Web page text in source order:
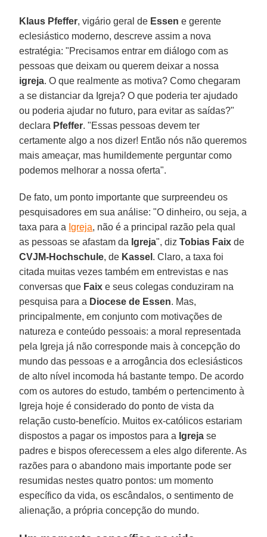
Klaus Pfeffer, vigário geral de Essen e gerente
eclesiástico moderno, descreve assim a nova
estratégia: "Precisamos entrar em diálogo com as
pessoas que deixam ou querem deixar a nossa
igreja. O que realmente as motiva? Como chegaram
a se distanciar da Igreja? O que poderia ter ajudado
ou poderia ajudar no futuro, para evitar as saídas?"
declara Pfeffer. "Essas pessoas devem ter
certamente algo a nos dizer! Então nós não queremos
mais ameaçar, mas humildemente perguntar como
podemos melhorar a nossa oferta".
De fato, um ponto importante que surpreendeu os
pesquisadores em sua análise: "O dinheiro, ou seja, a
taxa para a Igreja, não é a principal razão pela qual
as pessoas se afastam da Igreja", dizTobias Faix de
CVJM-Hochschule, de Kassel . Claro, a taxa foi
citada muitas vezes também em entrevistas e nas
conversas que Faix e seus colegas conduziram na
pesquisa para a Diocese de Essen. Mas,
principalmente, em conjunto com motivações de
natureza e conteúdo pessoais: a moral representada
pela Igreja já não corresponde mais à concepção do
mundo das pessoas e a arrogância dos eclesiásticos
de alto nível incomoda há bastante tempo. De acordo
com os autores do estudo, também o pertencimento à
Igreja hoje é considerado do ponto de vista da
relação custo-benefício. Muitos ex-católicos estariam
dispostos a pagar os impostos para a Igreja se
padres e bispos oferecessem a eles algo diferente. As
razões para o abandono mais importante pode ser
resumidas nestes quatro pontos: um momento
específico da vida, os escândalos, o sentimento de
alienação, a própria concepção do mundo.